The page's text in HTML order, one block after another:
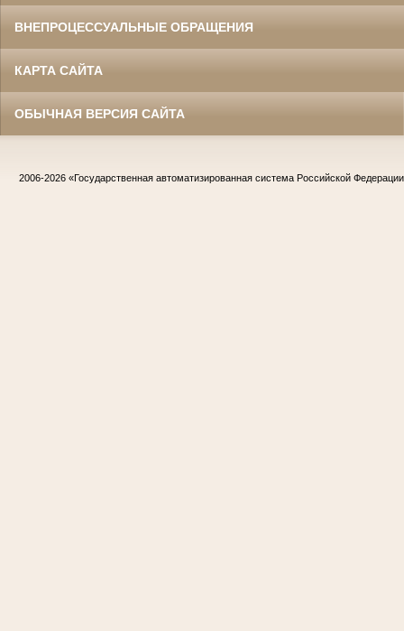
ВНЕПРОЦЕССУАЛЬНЫЕ ОБРАЩЕНИЯ
КАРТА САЙТА
ОБЫЧНАЯ ВЕРСИЯ САЙТА
2006-2026 «Государственная автоматизированная система Российской